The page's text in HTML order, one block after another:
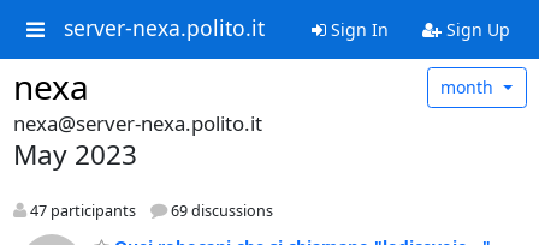
server-nexa.polito.it Sign In Sign Up
nexa month
nexa@server-nexa.polito.it
May 2023
47 participants 69 discussions